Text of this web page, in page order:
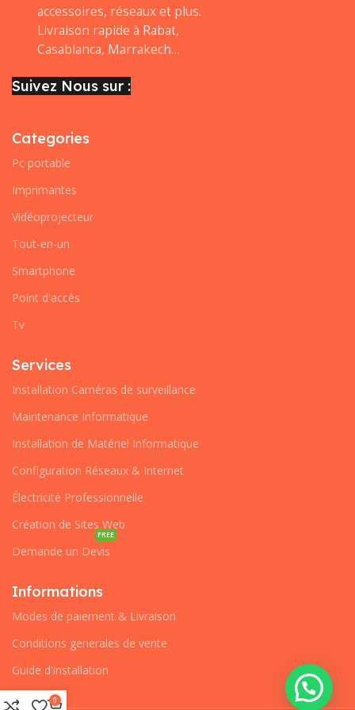
accessoires, réseaux et plus.
Livraison rapide à Rabat,
Casablanca, Marrakech…
Suivez Nous sur :
Categories
Pc portable
Imprimantes
Vidéoprojecteur
Tout-en-un
Smartphone
Point d'accès
Tv
Services
Installation Caméras de surveillance
Maintenance Informatique
Installation de Matériel Informatique
Configuration Réseaux & Internet
Électricité Professionnelle
Création de Sites Web
Demande un Devis
FREE
Informations
Modes de paiement & Livraison
Conditions generales de vente
Guide d'installation
0